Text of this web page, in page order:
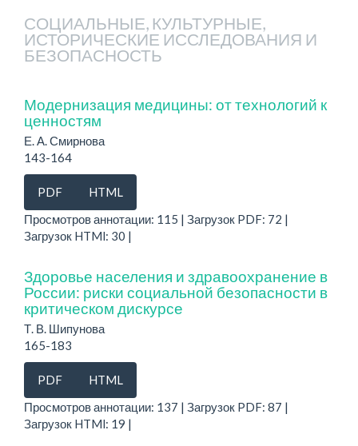
СОЦИАЛЬНЫЕ, КУЛЬТУРНЫЕ,
ИСТОРИЧЕСКИЕ ИССЛЕДОВАНИЯ И
БЕЗОПАСНОСТЬ
Модернизация медицины: от технологий к
ценностям
Е. А. Смирнова
143-164
PDF
HTML
Просмотров аннотации: 115 | Загрузок PDF: 72 |
Загрузок HTMl: 30 |
Здоровье населения и здравоохранение в
России: риски социальной безопасности в
критическом дискурсе
Т. В. Шипунова
165-183
PDF
HTML
Просмотров аннотации: 137 | Загрузок PDF: 87 |
Загрузок HTMl: 19 |